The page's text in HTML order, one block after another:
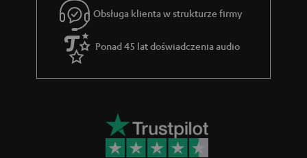
a
r
a
Obsługa klienta w strukturze firmy
Ponad 45 lat doświadczenia audio